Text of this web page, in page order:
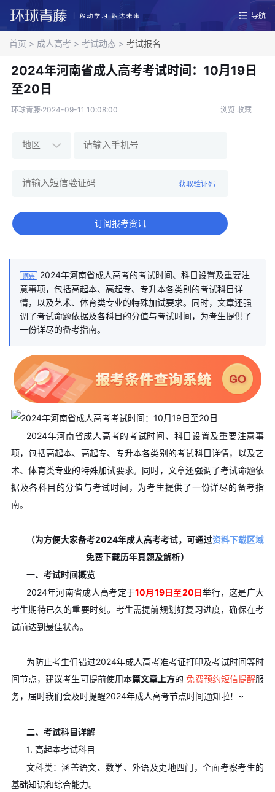
导航
首页 > 成人高考 > 考试动态 > 考试报名
2024年河南省成人高考考试时间：10月19日
至20日
环球青藤·2024-09-11 10:08:00 浏览 收藏
获取验证码
订阅报考资讯
摘要
2024年河南省成人高考的考试时间、科目设置及重要注
意事项，包括高起本、高起专、专升本各类别的考试科目详
情，以及艺术、体育类专业的特殊加试要求。同时，文章还强
调了考试命题依据及各科目的分值与考试时间，为考生提供了
一份详尽的备考指南。
2024年河南省成人高考的考试时间、科目设置及重要注意事
项，包括高起本、高起专、专升本各类别的考试科目详情，以及艺
术、体育类专业的特殊加试要求。同时，文章还强调了考试命题依
据及各科目的分值与考试时间，为考生提供了一份详尽的备考指
南。
（为方便大家备考2024年成人高考考试，可通过资料下载区域
免费下载历年真题及解析）
一、考试时间概览
2024年河南省成人高考定于10月19日至20日举行，这是广大
考生期待已久的重要时刻。考生需提前规划好复习进度，确保在考
试前达到最佳状态。
为防止考生们错过2024年成人高考准考证打印及考试时间等时
间节点，建议考生可提前使用本篇文章上方的 免费预约短信提醒服
务，届时我们会及时提醒2024年成人高考节点时间通知啦！~
二、考试科目详解
1. 高起本考试科目
文科类：涵盖语文、数学、外语及史地四门，全面考察考生的
基础知识和综合能力。